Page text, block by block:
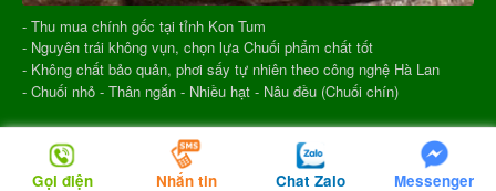
- Thu mua chính gốc tại tỉnh Kon Tum
- Nguyên trái không vụn, chọn lựa Chuối phẩm chất tốt
- Không chất bảo quản, phơi sấy tự nhiên theo công nghệ Hà Lan
- Chuối nhỏ - Thân ngắn - Nhiều hạt - Nâu đều (Chuối chín)
SÂM DÂY NGỌC LINH KON TUM NHẬT TRƯỜNG
Gọi điện Nhắn tin Chat Zalo Messenger